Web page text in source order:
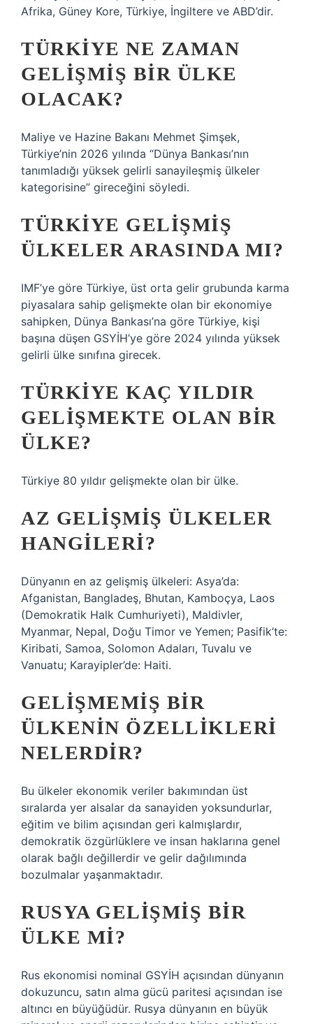
Afrika, Güney Kore, Türkiye, İngiltere ve ABD’dir.
TÜRKIYE NE ZAMAN
GELIŞMIŞ BIR ÜLKE
OLACAK?
Maliye ve Hazine Bakanı Mehmet Şimşek,
Türkiye’nin 2026 yılında “Dünya Bankası’nın
tanımladığı yüksek gelirli sanayileşmiş ülkeler
kategorisine” gireceğini söyledi.
TÜRKIYE GELIŞMIŞ
ÜLKELER ARASINDA MI?
IMF’ye göre Türkiye, üst orta gelir grubunda karma
piyasalara sahip gelişmekte olan bir ekonomiye
sahipken, Dünya Bankası’na göre Türkiye, kişi
başına düşen GSYİH’ye göre 2024 yılında yüksek
gelirli ülke sınıfına girecek.
TÜRKIYE KAÇ YILDIR
GELIŞMEKTE OLAN BIR
ÜLKE?
Türkiye 80 yıldır gelişmekte olan bir ülke.
AZ GELIŞMIŞ ÜLKELER
HANGILERI?
Dünyanın en az gelişmiş ülkeleri: Asya’da:
Afganistan, Bangladeş, Bhutan, Kamboçya, Laos
(Demokratik Halk Cumhuriyeti), Maldivler,
Myanmar, Nepal, Doğu Timor ve Yemen; Pasifik’te:
Kiribati, Samoa, Solomon Adaları, Tuvalu ve
Vanuatu; Karayipler’de: Haiti.
GELIŞMEMIŞ BIR
ÜLKENIN ÖZELLIKLERI
NELERDIR?
Bu ülkeler ekonomik veriler bakımından üst
sıralarda yer alsalar da sanayiden yoksundurlar,
eğitim ve bilim açısından geri kalmışlardır,
demokratik özgürlüklere ve insan haklarına genel
olarak bağlı değillerdir ve gelir dağılımında
bozulmalar yaşanmaktadır.
RUSYA GELIŞMIŞ BIR
ÜLKE MI?
Rus ekonomisi nominal GSYİH açısından dünyanın
dokuzuncu, satın alma gücü paritesi açısından ise
altıncı en büyüğüdür. Rusya dünyanın en büyük